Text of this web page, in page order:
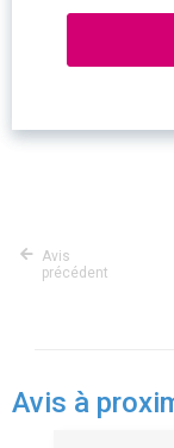
Avis
précédent
Avis à